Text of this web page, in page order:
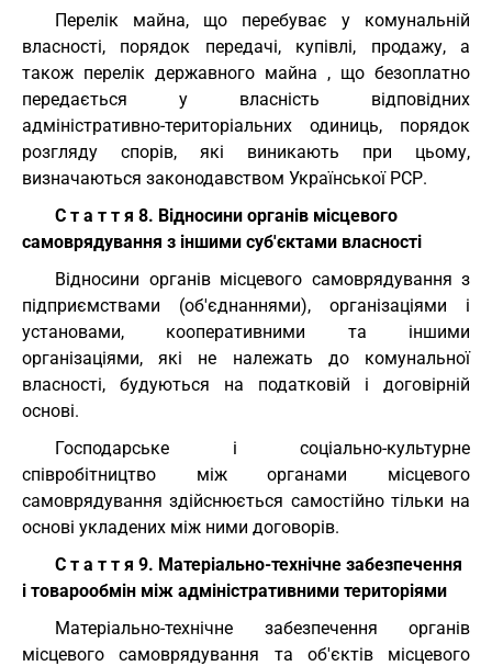
Перелік майна, що перебуває у комунальній
власності, порядок передачі, купівлі, продажу, а
також перелік державного майна , що безоплатно
передається у власність відповідних
адміністративно-територіальних одиниць, порядок
розгляду спорів, які виникають при цьому,
визначаються законодавством Української РСР.
С т а т т я 8. Відносини органів місцевого
самоврядування з іншими суб'єктами власності
Відносини органів місцевого самоврядування з
підприємствами (об'єднаннями), організаціями і
установами, кооперативними та іншими
організаціями, які не належать до комунальної
власності, будуються на податковій і договірній
основі.
Господарське і соціально-культурне
співробітництво між органами місцевого
самоврядування здійснюється самостійно тільки на
основі укладених між ними договорів.
С т а т т я 9. Матеріально-технічне забезпечення
і товарообмін між адміністративними територіями
Матеріально-технічне забезпечення органів
місцевого самоврядування та об'єктів місцевого